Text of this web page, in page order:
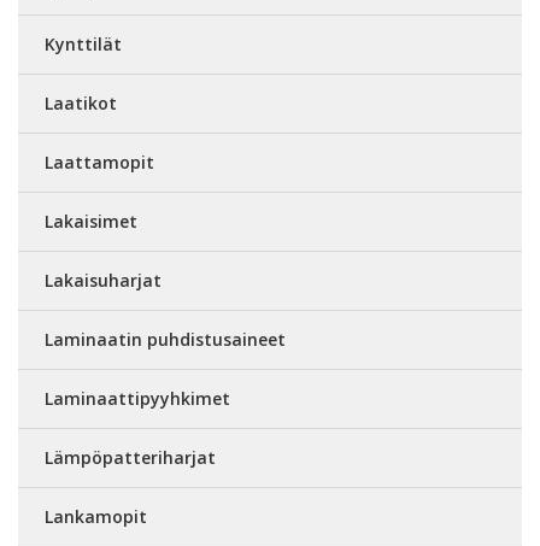
Kynttilät
Laatikot
Laattamopit
Lakaisimet
Lakaisuharjat
Laminaatin puhdistusaineet
Laminaattipyyhkimet
Lämpöpatteriharjat
Lankamopit